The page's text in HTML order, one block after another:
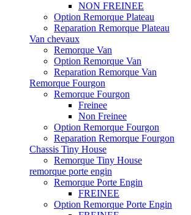
NON FREINEE
Option Remorque Plateau
Reparation Remorque Plateau
Van chevaux
Remorque Van
Option Remorque Van
Reparation Remorque Van
Remorque Fourgon
Remorque Fourgon
Freinee
Non Freinee
Option Remorque Fourgon
Reparation Remorque Fourgon
Chassis Tiny House
Remorque Tiny House
remorque porte engin
Remorque Porte Engin
FREINEE
Option Remorque Porte Engin